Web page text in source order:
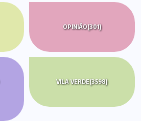
OPINIÃO(301)
VILA VERDE(3598)